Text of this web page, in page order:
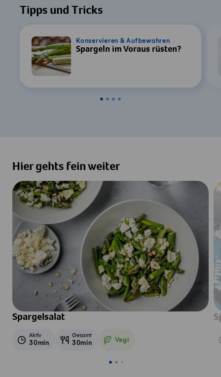
Tipps und Tricks
Konservieren & Aufbewahren
Spargeln im Voraus rüsten?
Hier gehts fein weiter
Spargelsalat
Aktiv
30min
Gesamt
30min Vegi
Vegetarisch